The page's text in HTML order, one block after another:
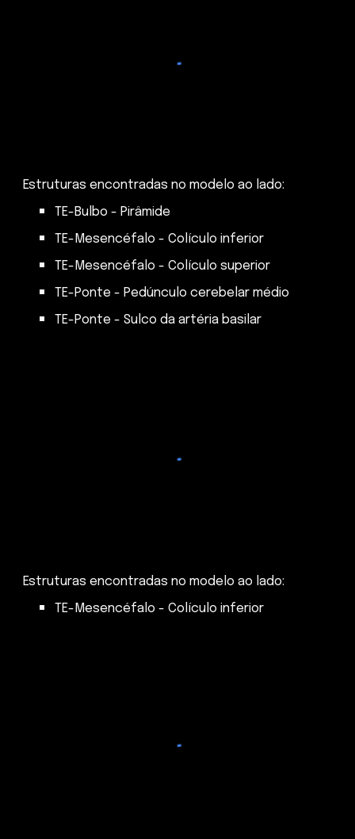
Estruturas encontradas no modelo ao lado:
TE-Bulbo - Pirâmide
TE-Mesencéfalo - Colículo inferior
TE-Mesencéfalo - Colículo superior
TE-Ponte - Pedúncu lo cerebelarmédio
TE-Ponte -Sulco da artéria basilar
Estruturas encontradas no modelo ao lado:
TE-Mesencéfalo - Colículo inferior